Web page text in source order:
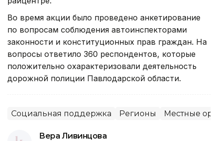
Во время акции было проведено анкетирование
по вопросам соблюдения автоинспекторами
законности и конституционных прав граждан. На
вопросы ответило 360 респондентов, которые
положительно охарактеризовали деятельность
дорожной полиции Павлодарской области.
Социальная поддержка Регионы Местные
Вера Ливинцова